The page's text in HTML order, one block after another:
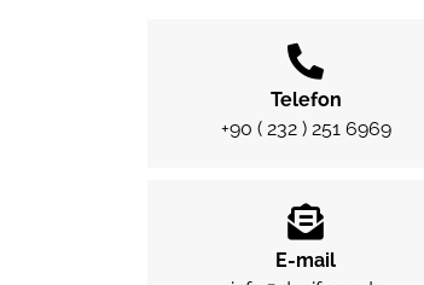
Telefon
+90 ( 232 ) 251 6969
E-mail